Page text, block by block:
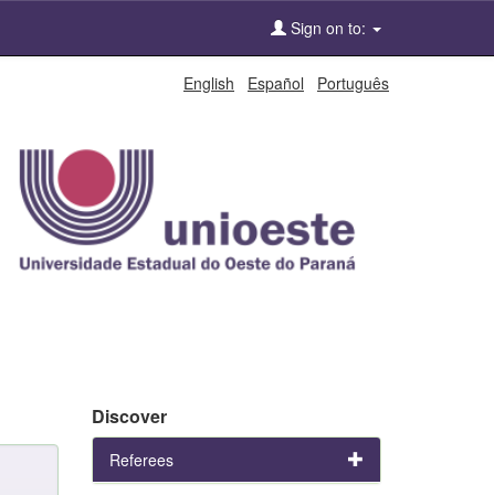
Sign on to:
English Español Português
Discover
Referees